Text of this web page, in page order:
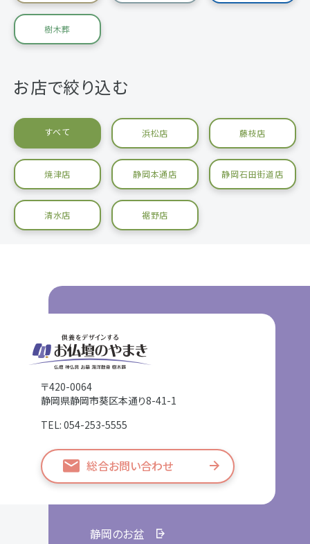
樹木葬
お店で絞り込む
すべて 浜松店 藤枝店
焼津店 静岡本通店 静岡石田街道店
清水店 裾野店
〒420-0064
静岡県静岡市葵区本通り8-41-1
TEL: 054-253-5555
総合お問い合わせ
静岡のお盆